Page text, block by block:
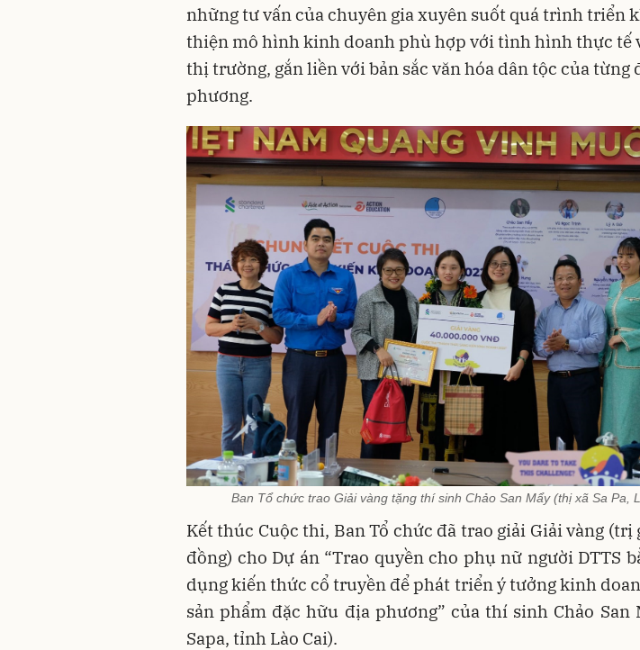
những tư vấn của chuyên gia xuyên suốt quá trình triển
thiện mô hình kinh doanh phù hợp với tình hình thực tế
thị trường, gắn liền với bản sắc văn hóa dân tộc của từng
phương.
Ban Tổ chức trao Giải vàng tặng thí sinh Chảo San Mẩy (thị xã Sa Pa,
Kết thúc Cuộc thi, Ban Tổ chức đã trao giải Giải vàng (trị
đồng) cho Dự án “Trao quyền cho phụ nữ người DTTS
dụng kiến thức cổ truyền để phát triển ý tưởng kinh
sản phẩm đặc hữu địa phương” của thí sinh Chảo San
Sapa, tỉnh Lào Cai).